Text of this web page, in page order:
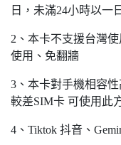
日，未滿24小時以一
2、本卡不支援台灣
使用、免翻牆
3、本卡對手機相容
較差SIM卡 可使用此
4、Tiktok 抖音、